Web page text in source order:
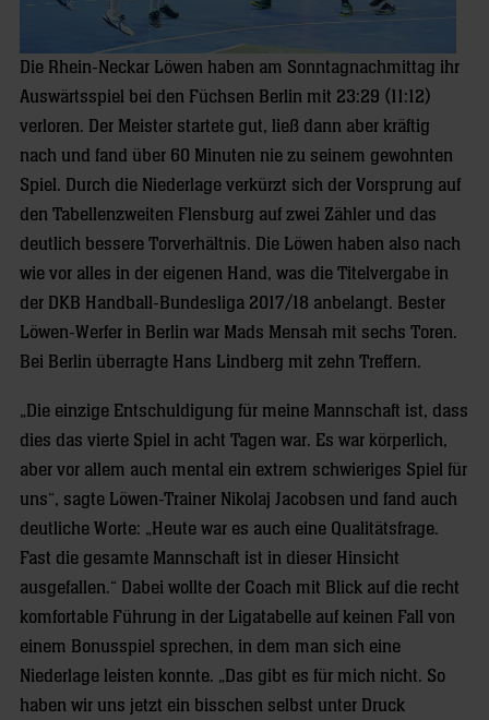
Die Rhein-Neckar Löwen haben am Sonntagnachmittag ihr
Auswärtsspiel bei den Füchsen Berlin mit 23:29 (11:12)
verloren. Der Meister startete gut, ließ dann aber kräftig
nach und fand über 60 Minuten nie zu seinem gewohnten
Spiel. Durch die Niederlage verkürzt sich der Vorsprung auf
den Tabellenzweiten Flensburg auf zwei Zähler und das
deutlich bessere Torverhältnis. Die Löwen haben also nach
wie vor alles in der eigenen Hand, was die Titelvergabe in
der DKB Handball-Bundesliga 2017/18 anbelangt. Bester
Löwen-Werfer in Berlin war Mads Mensah mit sechs Toren.
Bei Berlin überragte Hans Lindberg mit zehn Treffern.
„Die einzige Entschuldigung für meine Mannschaft ist, dass
dies das vierte Spiel in acht Tagen war. Es war körperlich,
aber vor allem auch mental ein extrem schwieriges Spiel für
uns“, sagte Löwen-Trainer Nikolaj Jacobsen und fand auch
deutliche Worte: „Heute war es auch eine Qualitätsfrage.
Fast die gesamte Mannschaft ist in dieser Hinsicht
ausgefallen.“ Dabei wollte der Coach mit Blick auf die recht
komfortable Führung in der Ligatabelle auf keinen Fall von
einem Bonusspiel sprechen, in dem man sich eine
Niederlage leisten konnte. „Das gibt es für mich nicht. So
haben wir uns jetzt ein bisschen selbst unter Druck